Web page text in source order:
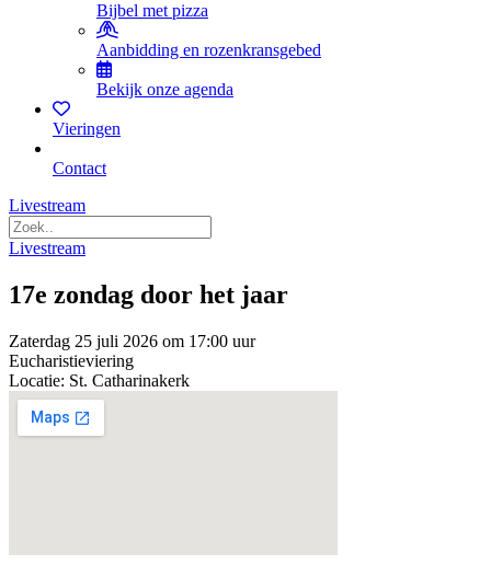
Bijbel met pizza
Aanbidding en rozenkransgebed
Bekijk onze agenda
Vieringen
Contact
Livestream
Livestream
17e zondag door het jaar
Zaterdag 25 juli 2026 om 17:00 uur
Eucharistieviering
Locatie: St. Catharinakerk